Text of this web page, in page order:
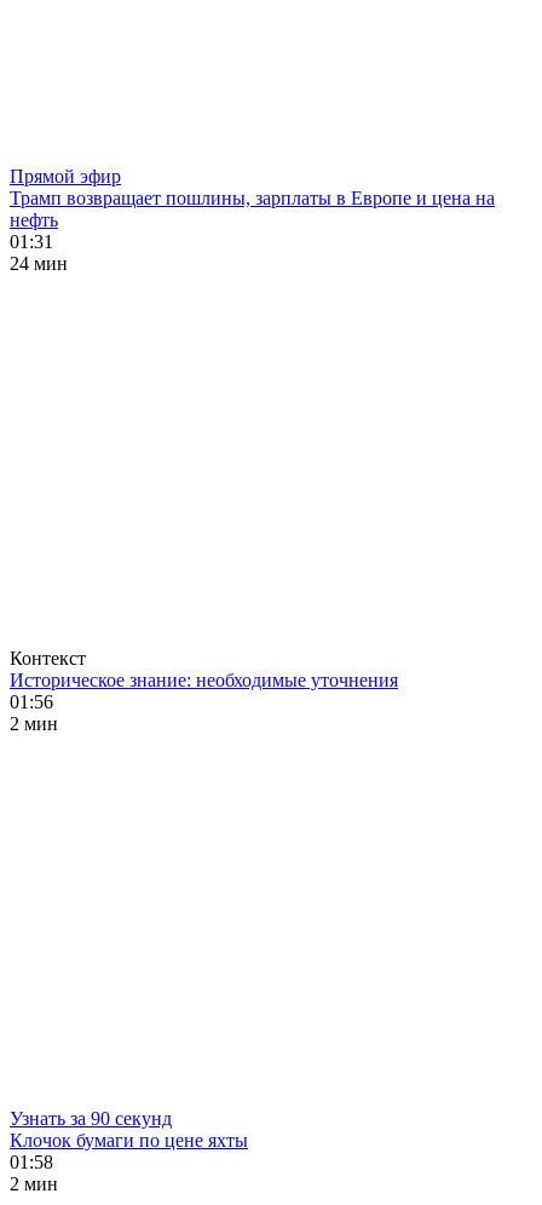
Прямой эфир
Трамп возвращает пошлины, зарплаты в Европе и цена на
нефть
01:31
24 мин
Контекст
Историческое знание: необходимые уточнения
01:56
2 мин
Узнать за 90 секунд
Клочок бумаги по цене яхты
01:58
2 мин